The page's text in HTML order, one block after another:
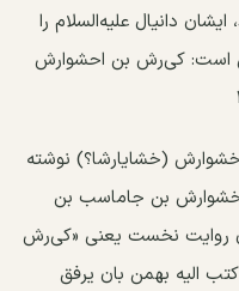
دانیال علیه‌السلام را
است: کی‌رش بن احشوارش
اخشوارش (خشایارشا؟) نوشته
بن جاماسب بن
ولی‌‌ همان روایت نخست یعنی «کی‌رش
الیه بهمن‌ بان یرفق